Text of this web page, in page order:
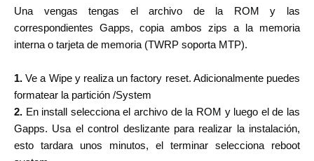
Una vengas tengas el archivo de la ROM y las
correspondientes Gapps, copia ambos zips a la memoria
interna o tarjeta de memoria (TWRP soporta MTP).
1. Ve a Wipe y realiza un factory reset. Adicionalmente puedes
formatear la partición /System
2. En install selecciona el archivo de la ROM y luego el de las
Gapps. Usa el control deslizante para realizar la instalación,
esto tardara unos minutos, el terminar selecciona reboot